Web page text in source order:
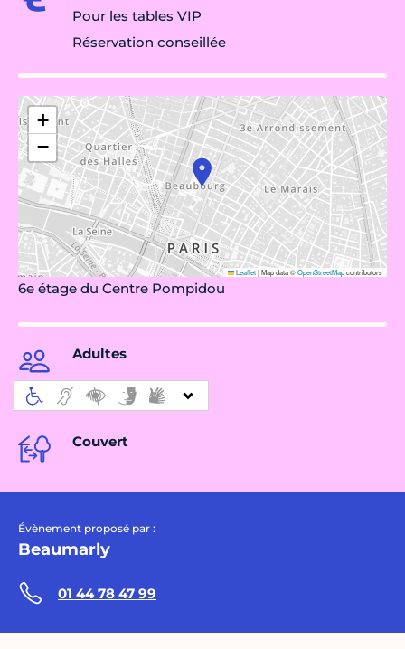
Pour les tables VIP
Réservation conseillée
+
−
Leaflet|Map data ©OpenStreetMapcontributors
6e étage du Centre Pompidou
Adultes
Couvert
Évènement proposé par :
Beaumarly
01 44 78 47 99